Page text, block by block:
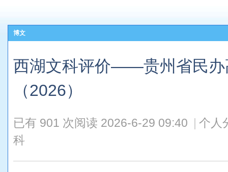
博文
西湖文科评价——贵州省民办
（2026）
已有 901 次阅读 2026-6-29 09:40
个人
科